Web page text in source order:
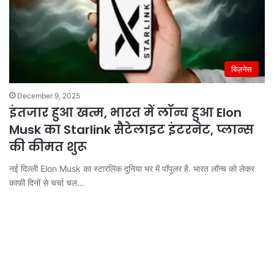
बिज़नेस
December 9, 2025
इंतजार हुआ खत्म, भारत में लॉन्च हुआ Elon
Musk का Starlink सैटेलाइट इंटरनेट, प्लान्स
की कीमत शुरू
नई दिल्ली Elon Musk का स्टारलिंक दुनिया भर में पॉपुलर है. भारत लॉन्च को लेकर
काफी दिनों से चर्चा चल…